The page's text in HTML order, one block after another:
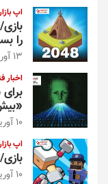
اپ
را
13 آوریل 2024
اخبار
10 آوریل 2024
اپ
بازی/ Hide.io؛ از چشم بقیه پنهان شوید
10 آوریل 2024